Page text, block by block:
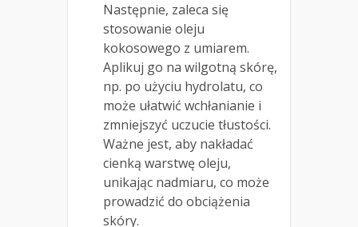
Następnie, zaleca się
stosowanie oleju
kokosowego z umiarem.
Aplikuj go na wilgotną skórę,
np. po użyciu hydrolatu, co
może ułatwić wchłanianie i
zmniejszyć uczucie tłustości.
Ważne jest, aby nakładać
cienką warstwę oleju,
unikając nadmiaru, co może
prowadzić do obciążenia
skóry.